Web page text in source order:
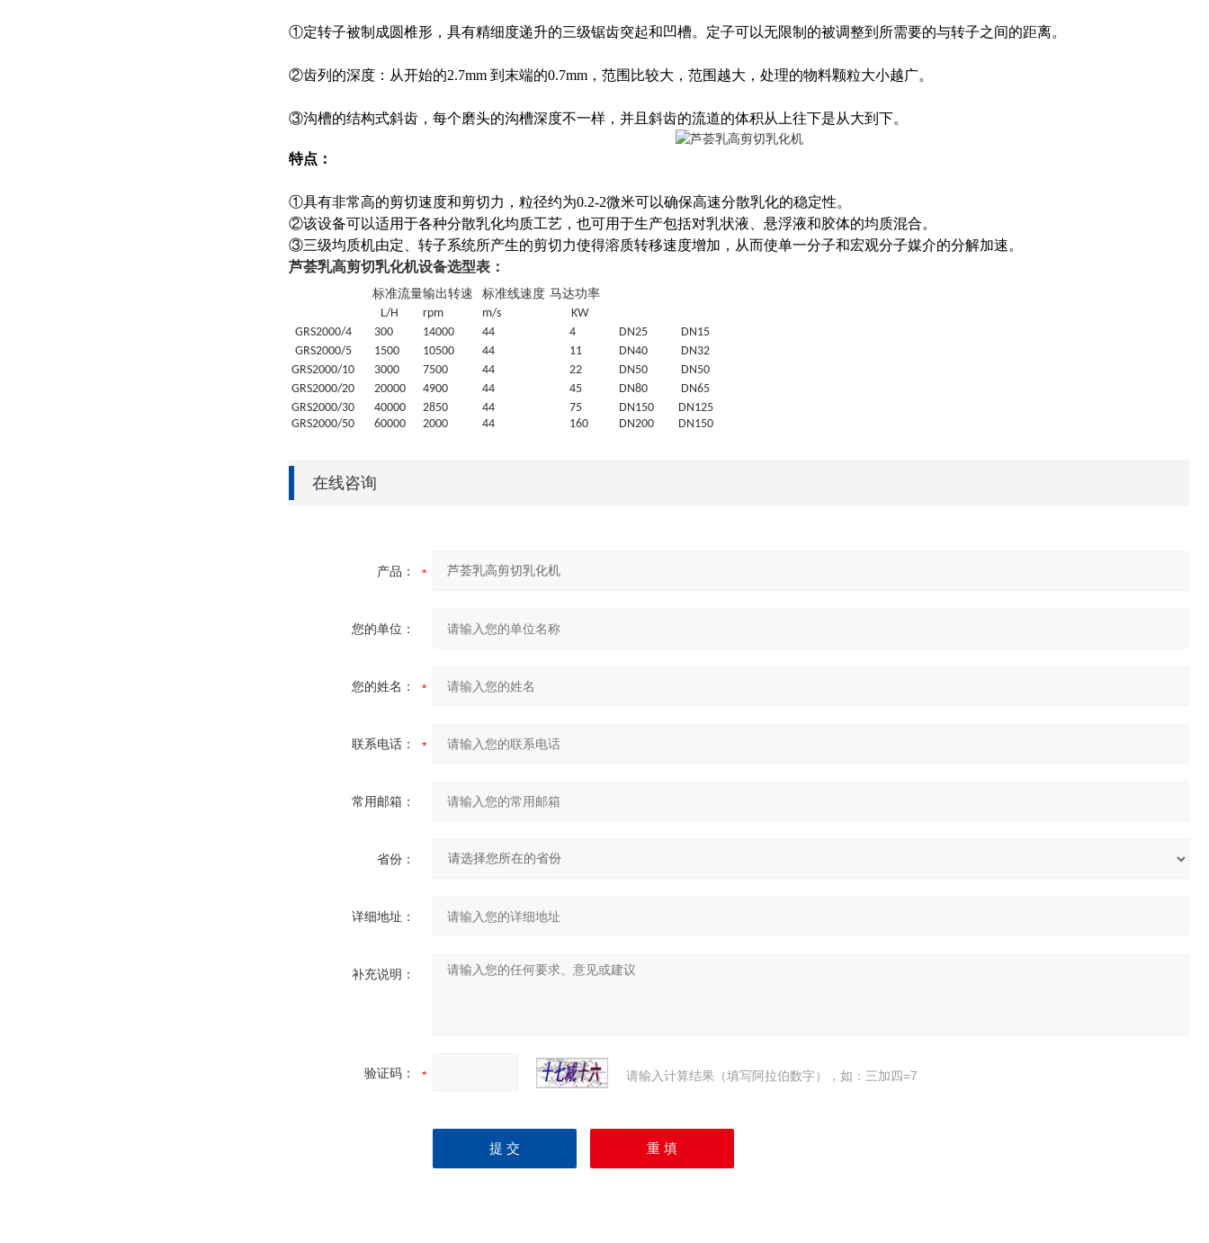
①定转子被制成圆椎形，具有精细度递升的三级锯齿突起和凹槽。定子可以无限制的被调整到所需要的与转子之间的距离。
②齿列的深度：从开始的2.7mm 到末端的0.7mm，范围比较大，范围越大，处理的物料颗粒大小越广。
③沟槽的结构式斜齿，每个磨头的沟槽深度不一样，并且斜齿的流道的体积从上往下是从大到下。
特点：
①具有非常高的剪切速度和剪切力，粒径约为0.2-2微米可以确保高速分散乳化的稳定性。
②该设备可以适用于各种分散乳化均质工艺，也可用于生产包括对乳状液、悬浮液和胶体的均质混合。
③三级均质机由定、转子系统所产生的剪切力使得溶质转移速度增加，从而使单一分子和宏观分子媒介的分解加速。
芦荟乳高剪切乳化机设备选型表：
标准流量输出转速 标准线速度 马达功率
L/H
rpm m/s
KW
GRS2000/4 300 14000 44 4 DN25
DN15
GRS2000/5 1500 10500 44 11 DN40
DN32
GRS2000/10 3000 7500 44 22 DN50
DN50
GRS2000/20 20000 4900 44 45 DN80
DN65
GRS2000/30 40000 2850 44 75 DN150
DN125
GRS2000/50 60000 2000 44 160 DN200 DN150
在线咨询
产品：
您的单位：
您的姓名：
联系电话：
常用邮箱：
省份：
详细地址：
补充说明：
验证码： 请输入计算结果（填写阿拉伯数字），如：三加四=7